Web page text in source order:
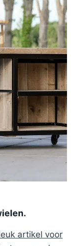
artikel voor